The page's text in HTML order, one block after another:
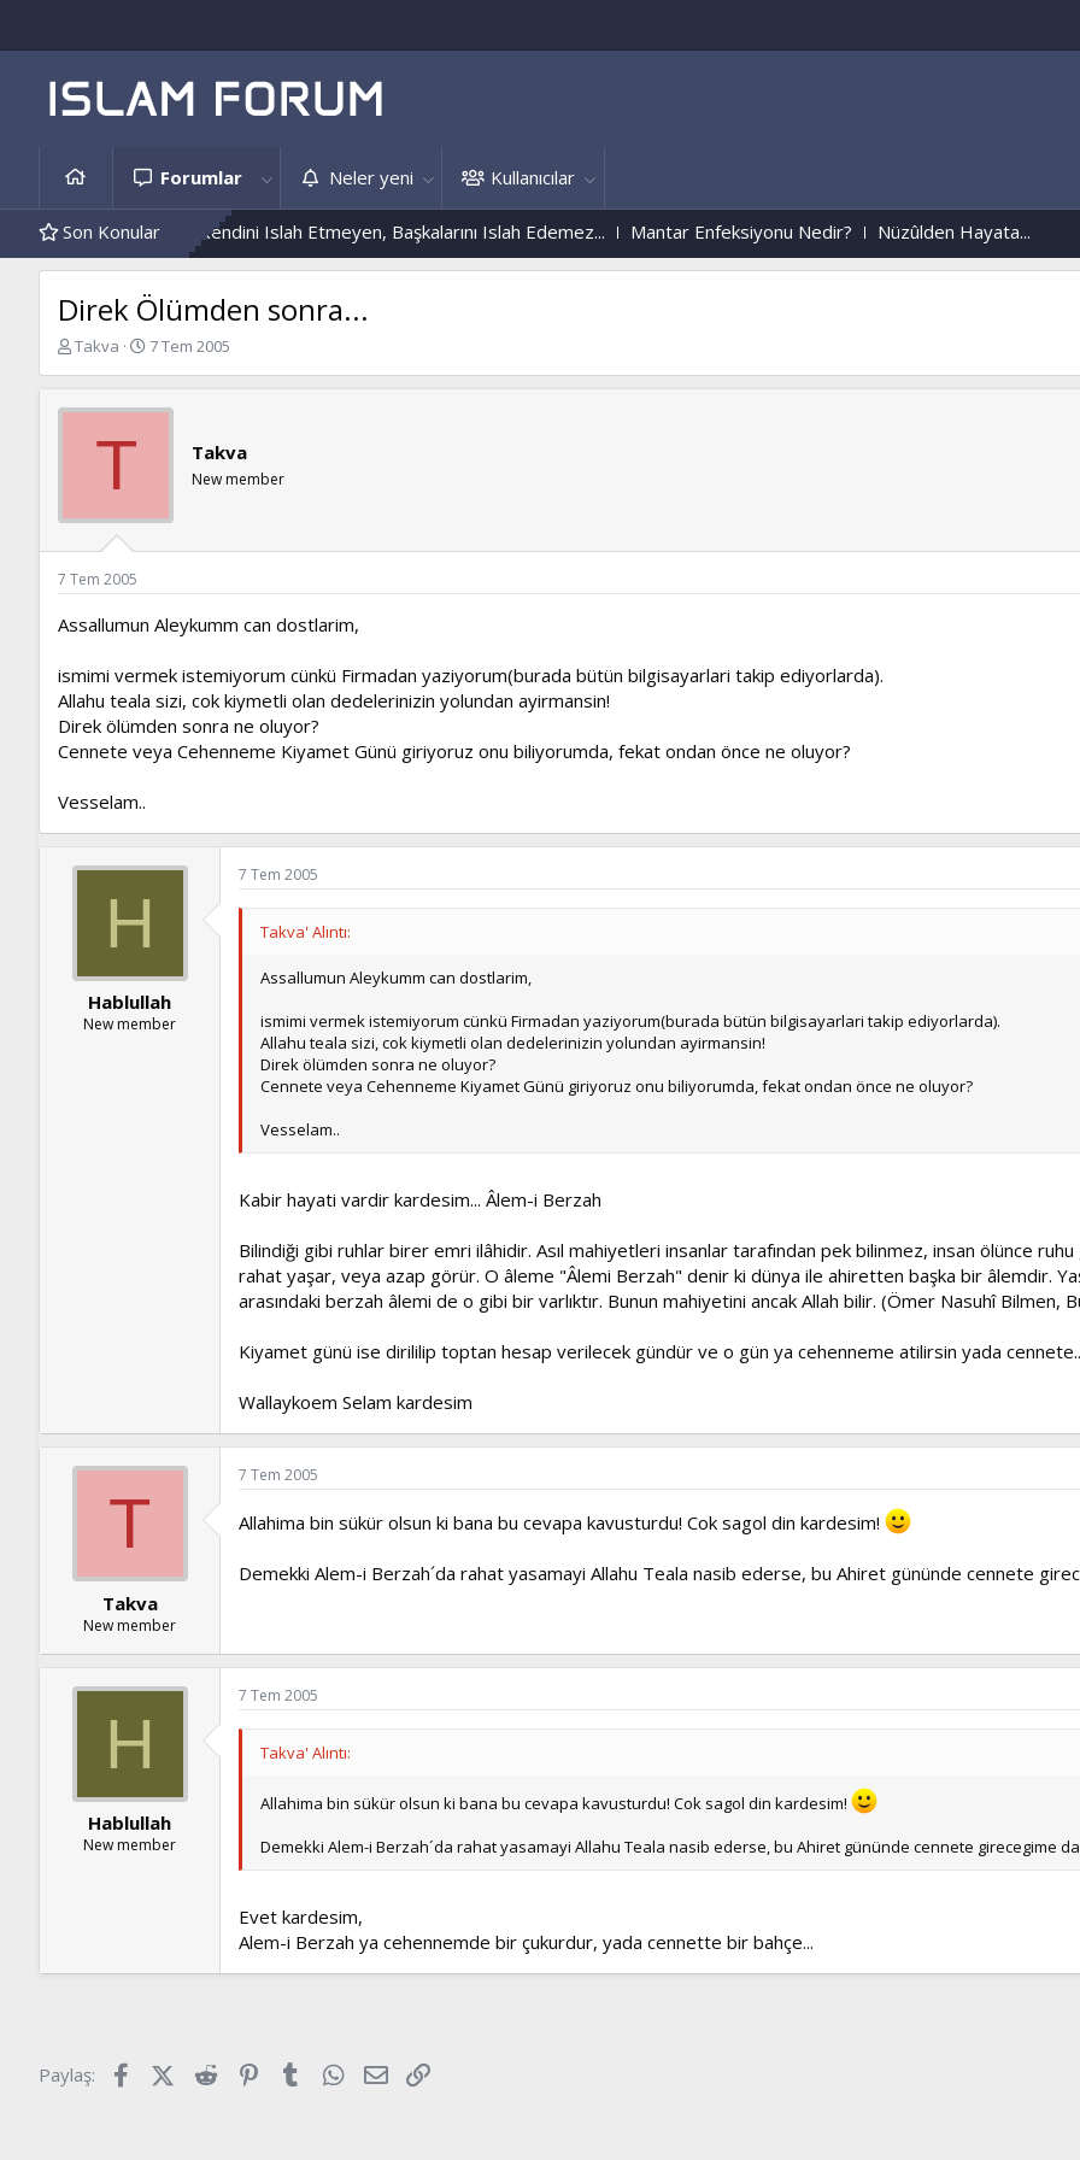
Forumlar Neler yeni Kullanıcılar
Son Konular
Örnekleri Kendini Islah Etmeyen, Başkalarını Islah Edemez... Mantar Enfeksiyonu Nedir? Nüzûlden Hayata...
Direk Ölümden sonra...
K
b
a
a
a
Takva
B
l
ç
h
7 Tem 2005
T Takva
New member
7 Tem 2005
Assallumun Aleykumm can dostlarim,
ismimi vermek istemiyorum cünkü Firmadan yaziyorum(burada bütün bilgisayarlari takip ediyorlarda).
Allahu teala sizi, cok kiymetli olan dedelerinizin yolundan ayirmansin!
Direk ölümden sonra ne oluyor?
Cennete veya Cehenneme Kiyamet Günü giriyoruz onu biliyorumda, fekat ondan önce ne oluyor?
Vesselam..
H
Hablullah
New member
7 Tem 2005
Takva' Alıntı:
Assallumun Aleykumm can dostlarim,
ismimi vermek istemiyorum cünkü Firmadan yaziyorum(burada bütün bilgisayarlari takip ediyorlarda).
Allahu teala sizi, cok kiymetli olan dedelerinizin yolundan ayirmansin!
Direk ölümden sonra ne oluyor?
Cennete veya Cehenneme Kiyamet Günü giriyoruz onu biliyorumda, fekat ondan önce ne oluyor?
Vesselam..
Kabir hayati vardir kardesim... Âlem-i Berzah
Bilindiği gibi ruhlar birer emri ilâhidir. Asıl mahiyetleri insanlar tarafından pek bilinmez, insan ölünce
rahat yaşar, veya azap görür. O âleme "Âlemi Berzah" denir ki dünya ile ahiretten başka bir âlemdir.
arasındaki berzah âlemi de o gibi bir varlıktır. Bunun mahiyetini ancak Allah bilir. (Ömer Nasuhî Bilmen,
Kiyamet günü ise dirililip toptan hesap verilecek gündür ve o gün ya cehenneme atilirsin yada
Wallaykoem Selam kardesim
T
Takva
New member
7 Tem 2005
Allahima bin sükür olsun ki bana bu cevapa kavusturdu! Cok sagol din kardesim!
Demekki Alem-i Berzah´da rahat yasamayi Allahu Teala nasib ederse, bu Ahiret gününde cennete
H
Hablullah
New member
7 Tem 2005
Takva' Alıntı:
Allahima bin sükür olsun ki bana bu cevapa kavusturdu! Cok sagol din kardesim!
Demekki Alem-i Berzah´da rahat yasamayi Allahu Teala nasib ederse, bu Ahiret gününde cennete girecegime
Evet kardesim,
Alem-i Berzah ya cehennemde bir çukurdur, yada cennette bir bahçe...
Paylaş: FacebookX (Twitter)
Reddit PinterestTumblrWhatsApp
E-posta